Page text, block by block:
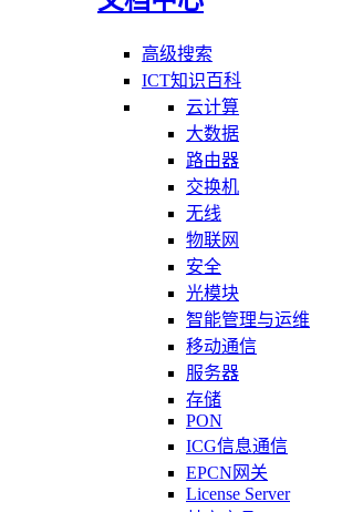
高级搜索
ICT知识百科
云计算
大数据
路由器
交换机
无线
物联网
安全
光模块
智能管理与运维
移动通信
服务器
存储
PON
ICG信息通信
EPCN网关
License Server